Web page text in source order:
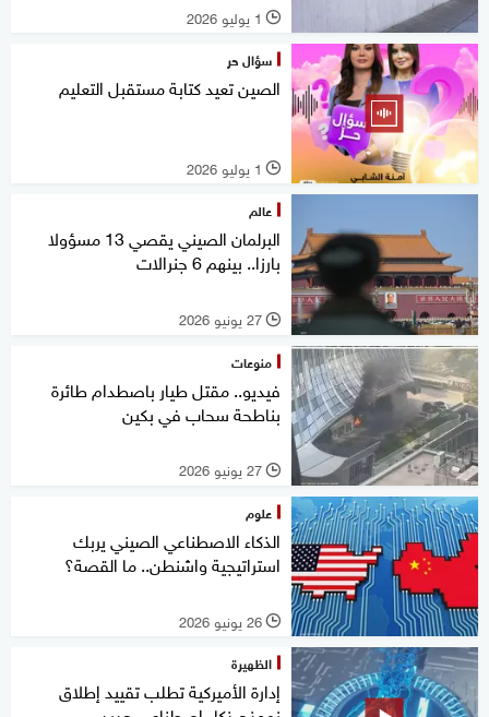
l 1 يوليو 2026
سؤال حر
الصين تعيد كتابة مستقبل التعليم
l 1 يوليو 2026
عالم
البرلمان الصيني يقصي 13 مسؤولا
بارزا.. بينهم 6 جنرالات
l 27 يونيو 2026
منوعات
فيديو.. مقتل طيار باصطدام طائرة
بناطحة سحاب في بكين
l 27 يونيو 2026
علوم
الذكاء الاصطناعي الصيني يربك
استراتيجية واشنطن.. ما القصة؟
l 26 يونيو 2026
الظهيرة
إدارة الأميركية تطلب تقييد إطلاق